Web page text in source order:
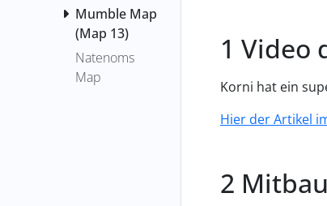
Mumble Map
(Map 13)
Natenoms
Map
Video
Korni hat ein
Hier der Artikel